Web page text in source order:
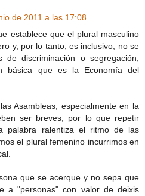
de 2011 a las 17:08
establece que el plural masculino
y, por lo tanto, es inclusivo, no se
de discriminación o segregación,
básica que es la Economía del
Asambleas, especialmente en la
ser breves, por lo que repetir
palabra ralentiza el ritmo de las
el plural femenino incurrimos en
que se acerque y no sepa que
a "personas" con valor de deixis